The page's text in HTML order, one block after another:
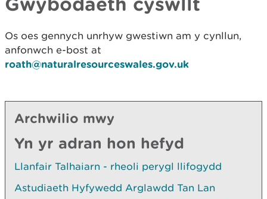
Os oes gennych unrhyw gwestiwn am y cynllun,
anfonwch e-bost at
roath@naturalresourceswales.gov.uk
Archwilio mwy
Yn yr adran hon hefyd
Llanfair Talhaiarn - rheoli perygl llifogydd
Astudiaeth Hyfywedd Arglawdd Tan Lan